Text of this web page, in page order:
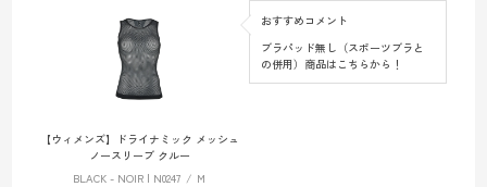
【ウィメンズ】ドライナミック メッシュ
ノースリーブ クルー
BLACK - NOIR | N0247
M
おすすめコメント
ブラパッド無し（スポーツブラと
の併用）商品はこちらから！